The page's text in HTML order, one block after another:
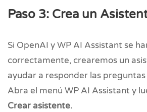
Paso 3: Crea un
Si OpenAI y WP AI Assistant se
correctamente, crearemos un
ayudar a responder las preguntas
Abra el menú WP AI Assistant y
Crear asistente.